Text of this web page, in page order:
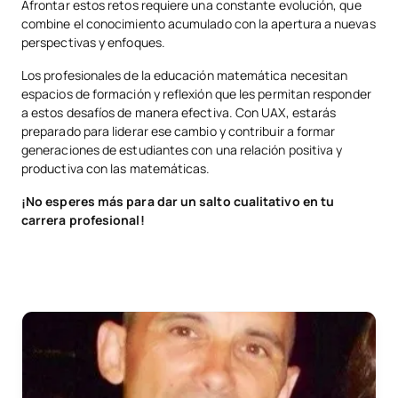
Afrontar estos retos requiere una constante evolución, que
combine el conocimiento acumulado con la apertura a nuevas
perspectivas y enfoques.
Los profesionales de la educación matemática necesitan
espacios de formación y reflexión que les permitan responder
a estos desafíos de manera efectiva. Con UAX, estarás
preparado para liderar ese cambio y contribuir a formar
generaciones de estudiantes con una relación positiva y
productiva con las matemáticas.
¡No esperes más para dar un salto cualitativo en tu
carrera profesional!